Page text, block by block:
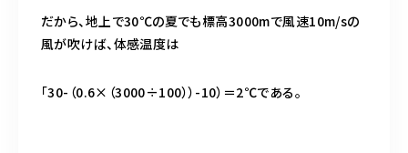
だから、地上で30℃の夏でも標高3000mで風速10m/sの
風が吹けば、体感温度は
「30-（0.6×（3000÷100））-10）＝2℃である。